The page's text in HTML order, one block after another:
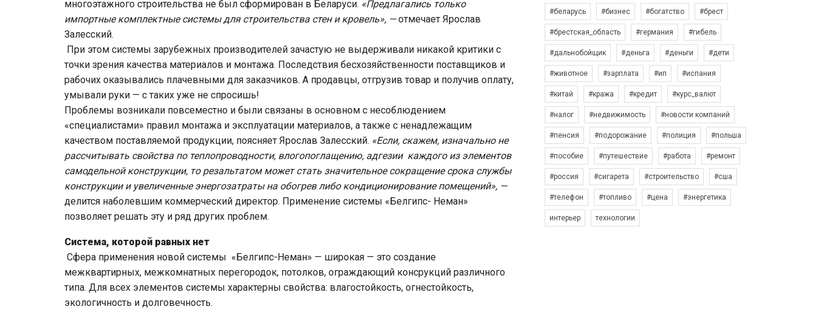
многоэтажного строительства не был сформирован в Беларуси. «Предлагались только
импортные комплектные системы для строительства стен и кровель», —отмечает Ярослав
Залесский.
При этом системы зарубежных производителей зачастую не выдерживали никакой критики с
точки зрения качества материалов и монтажа. Последствия бесхозяйственности поставщиков и
рабочих оказывались плачевными для заказчиков. А продавцы, отгрузив товар и получив оплату,
умывали руки — с таких уже не спросишь!
Проблемы возникали повсеместно и были связаны в основном с несоблюдением
«специалистами» правил монтажа и эксплуатации материалов, а также с ненадлежащим
качеством поставляемой продукции, поясняет Ярослав Залесский. «Если, скажем, изначально не
рассчитывать свойства по теплопроводности, влогопоглащению, адгезии каждого из элементов
самодельной конструкции, то резальтатом может стать значительное сокращение срока службы
конструкции и увеличенные энергозатраты на обогрев либо кондиционирование помещений», —
делится наболевшим коммерческий директор. Применение системы «Белгипс- Неман»
позволяет решать эту и ряд других проблем.
Система, которой равных нет
Сфера применения новой системы «Белгипс-Неман» — широкая — это создание
межквартирных, межкомнатных перегородок, потолков, ограждающий консрукций различного
типа. Для всех элементов системы характерны свойства: влагостойкость, огнестойкость,
экологичность и долговечность.
#беларусь #бизнес #богатство #брест
#брестская_область #германия #гибель
#дальнобойщик #деньга #деньги #дети
#животное #зарплата #ип #испания
#китай #кража #кредит #курс_валют
#налог #недвижимость #новости компаний
#пенсия #подорожание #полиция #польша
#пособие #путешествие #работа #ремонт
#россия #сигарета #строительство #сша
#телефон #топливо #цена #энергетика
интерьер технологии